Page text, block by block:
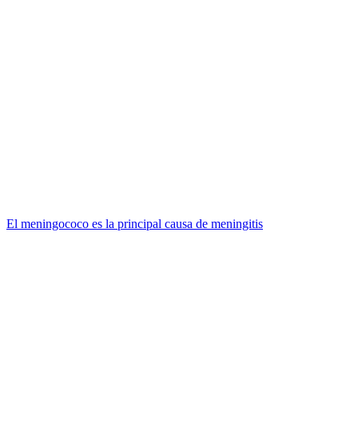
El meningococo es la principal causa de meningitis